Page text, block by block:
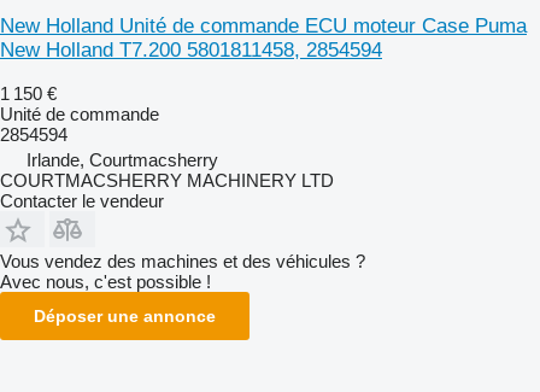
New Holland Unité de commande ECU moteur Case Puma
New Holland T7.200 5801811458, 2854594
1 150 €
Unité de commande
2854594
Irlande, Courtmacsherry
COURTMACSHERRY MACHINERY LTD
Contacter le vendeur
Vous vendez des machines et des véhicules ?
Avec nous, c'est possible !
Déposer une annonce